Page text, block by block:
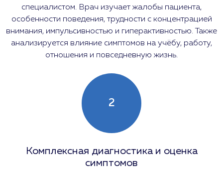
специалистом. Врач изучает жалобы пациента,
особенности поведения, трудности с концентрацией
внимания, импульсивностью и гиперактивностью. Также
анализируется влияние симптомов на учёбу, работу,
отношения и повседневную жизнь.
2
Комплексная диагностика и оценка
симптомов